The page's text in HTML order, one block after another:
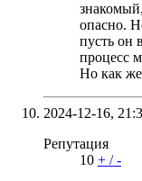
опасно.
пусть он
процесс
Но как же
2024-12-16,
Репутация
10 + /-